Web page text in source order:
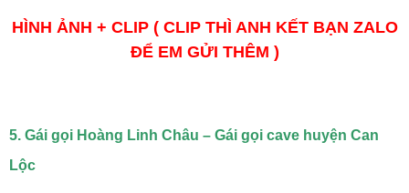
HÌNH ẢNH + CLIP ( CLIP THÌ ANH KẾT BẠN ZALO
ĐỂ EM GỬI THÊM )
5. Gái gọi Hoàng Linh Châu – Gái gọi cave huyện Can
Lộc